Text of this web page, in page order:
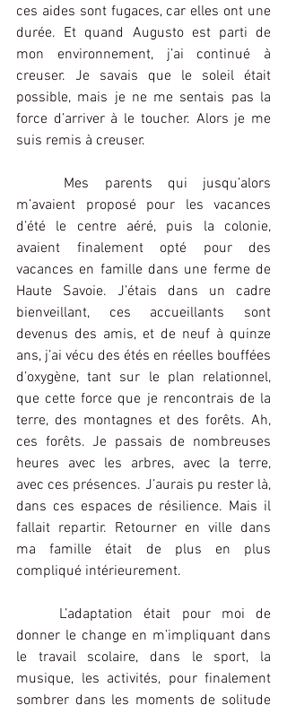
ces aides sont fugaces, car elles ont une
durée. Et quand Augusto est parti de
mon environnement, j’ai continué à
creuser. Je savais que le soleil était
possible, mais je ne me sentais pas la
force d’arriver à le toucher. Alors je me
suis remis à creuser.
Mes parents qui jusqu’alors
m’avaient proposé pour les vacances
d’été le centre aéré, puis la colonie,
avaient finalement opté pour des
vacances en famille dans une ferme de
Haute Savoie. J’étais dans un cadre
bienveillant, ces accueillants sont
devenus des amis, et de neuf à quinze
ans, j’ai vécu des étés en réelles bouffées
d’oxygène, tant sur le plan relationnel,
que cette force que je rencontrais de la
terre, des montagnes et des forêts. Ah,
ces forêts. Je passais de nombreuses
heures avec les arbres, avec la terre,
avec ces présences. J’aurais pu rester là,
dans ces espaces de résilience. Mais il
fallait repartir. Retourner en ville dans
ma famille était de plus en plus
compliqué intérieurement.
L’adaptation était pour moi de
donner le change en m’impliquant dans
le travail scolaire, dans le sport, la
musique, les activités, pour finalement
sombrer dans les moments de solitude